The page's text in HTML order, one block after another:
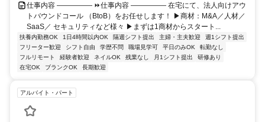
仕事内容 ――――― ⏩仕事内容 ――――― 在宅にて、法人向けアウ
トバウンドコール （BtoB）をお任せします！ ▶商材：M&A／人材／
SaaS／ セキュリティなど様々 ▶まずは1商材からスタート...
扶養内勤務OK 1日4時間以内OK 隔週シフト提出 主婦・主夫歓迎
週1シフト提出
フリーター歓迎
シフト自由 学歴不問 職場見学可 平日のみOK
転勤なし
フルリモート
経験者歓迎 ネイルOK 残業なし 月1シフト提出
研修あり
在宅OK
ブランクOK 長期歓迎
アルバイト・パート